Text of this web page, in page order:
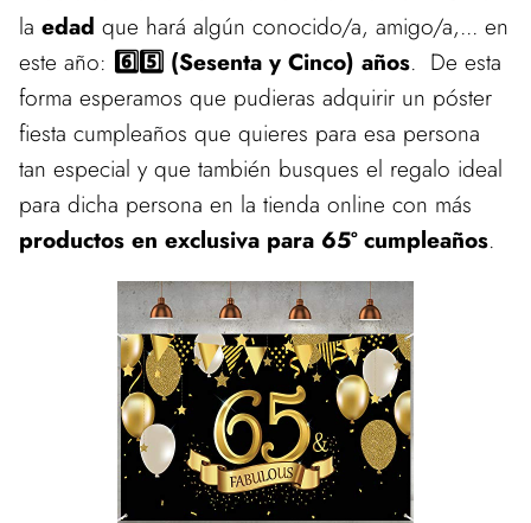
la edad que hará algún conocido/a, amigo/a,... en
este año: 6️⃣5️⃣ (Sesenta y Cinco) años. De esta
forma esperamos que pudieras adquirir un póster
fiesta cumpleaños que quieres para esa persona
tan especial y que también busques el regalo ideal
para dicha persona en la tienda online con más
productos en exclusiva para 65º cumpleaños.